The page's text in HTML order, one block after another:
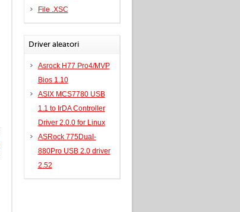
File .XSC
Driver aleatori
Asrock H77 Pro4/MVP
Bios 1.10
ASIX MCS7780 USB
1.1 to IrDA Controller
Driver 2.0.0 for Linux
ASRock 775Dual-
880Pro USB 2.0 driver
2.52